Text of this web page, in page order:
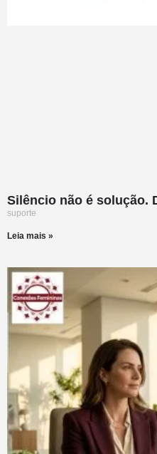
Silêncio não é solução.
suporte
Leia mais »